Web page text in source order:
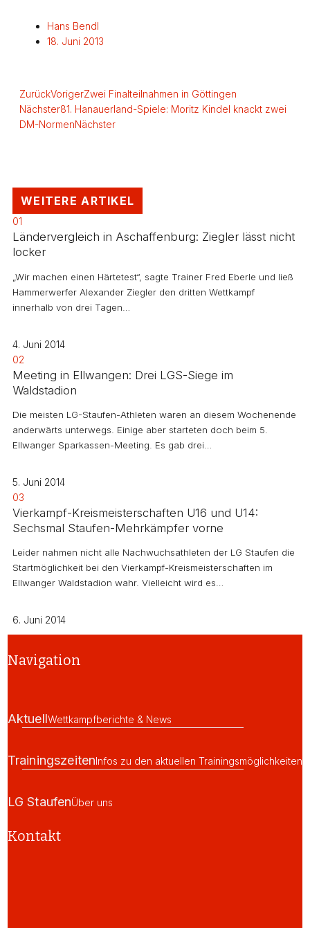
Hans Bendl
18. Juni 2013
ZurückVorigerZwei Finalteilnahmen in Göttingen
Nächster81. Hanauerland-Spiele: Moritz Kindel knackt zwei
DM-NormenNächster
WEITERE ARTIKEL
01
Ländervergleich in Aschaffenburg: Ziegler lässt nicht
locker
„Wir machen einen Härtetest“, sagte Trainer Fred Eberle und ließ
Hammerwerfer Alexander Ziegler den dritten Wettkampf
innerhalb von drei Tagen…
4. Juni 2014
02
Meeting in Ellwangen: Drei LGS-Siege im
Waldstadion
Die meisten LG-Staufen-Athleten waren an diesem Wochenende
anderwärts unterwegs. Einige aber starteten doch beim 5.
Ellwanger Sparkassen-Meeting. Es gab drei…
5. Juni 2014
03
Vierkampf-Kreismeisterschaften U16 und U14:
Sechsmal Staufen-Mehrkämpfer vorne
Leider nahmen nicht alle Nachwuchsathleten der LG Staufen die
Startmöglichkeit bei den Vierkampf-Kreismeisterschaften im
Ellwanger Waldstadion wahr. Vielleicht wird es…
6. Juni 2014
Navigation
AktuellWettkampfberichte & News
TrainingszeitenInfos zu den aktuellen Trainingsmöglichkeiten
LG StaufenÜber uns
Kontakt